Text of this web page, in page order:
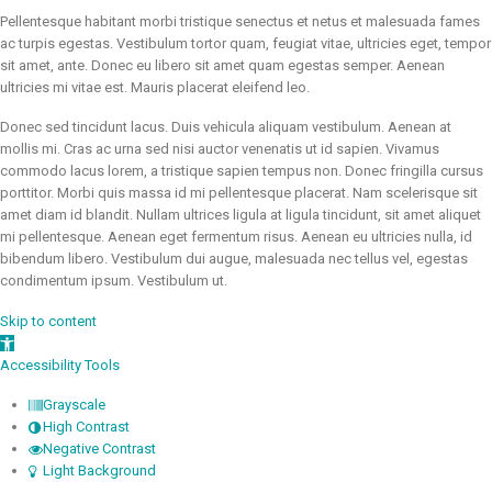
Pellentesque habitant morbi tristique senectus et netus et malesuada fames
ac turpis egestas. Vestibulum tortor quam, feugiat vitae, ultricies eget, tempor
sit amet, ante. Donec eu libero sit amet quam egestas semper. Aenean
ultricies mi vitae est. Mauris placerat eleifend leo.
Donec sed tincidunt lacus. Duis vehicula aliquam vestibulum. Aenean at
mollis mi. Cras ac urna sed nisi auctor venenatis ut id sapien. Vivamus
commodo lacus lorem, a tristique sapien tempus non. Donec fringilla cursus
porttitor. Morbi quis massa id mi pellentesque placerat. Nam scelerisque sit
amet diam id blandit. Nullam ultrices ligula at ligula tincidunt, sit amet aliquet
mi pellentesque. Aenean eget fermentum risus. Aenean eu ultricies nulla, id
bibendum libero. Vestibulum dui augue, malesuada nec tellus vel, egestas
condimentum ipsum. Vestibulum ut.
Skip to content
Open toolbar
Accessibility Tools
Grayscale
High Contrast
Negative Contrast
Light Background